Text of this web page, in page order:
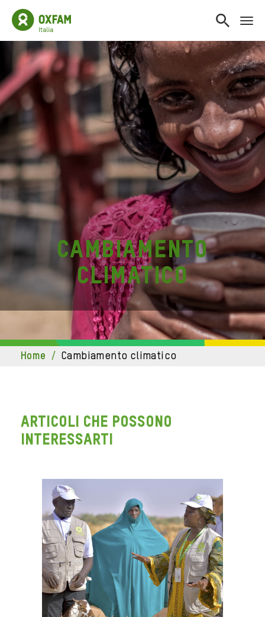
cambiamento
climatico
home / cambiamento climatico
ARTICOLI CHE POSSONO
INTERESSARTI